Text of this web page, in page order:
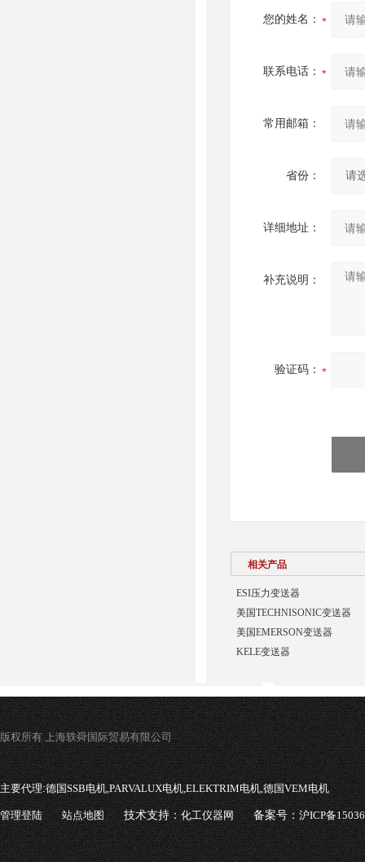
您的姓名：
联系电话：
常用邮箱：
省份：
详细地址：
补充说明：
验证码：
相关产品
ESI压力变送器
美国TECHNISONIC变送器
美国EMERSON变送器
KELE变送器
版权所有 上海轶舜国际贸易有限公司
主要代理:德国SSB电机,PARVALUX电机,ELEKTRIM电机,德国VEM电机
管理登陆 站点地图 技术支持：化工仪器网 备案号：沪ICP备